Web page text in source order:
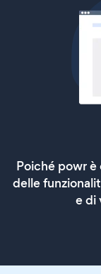
Poiché powr
delle
e di